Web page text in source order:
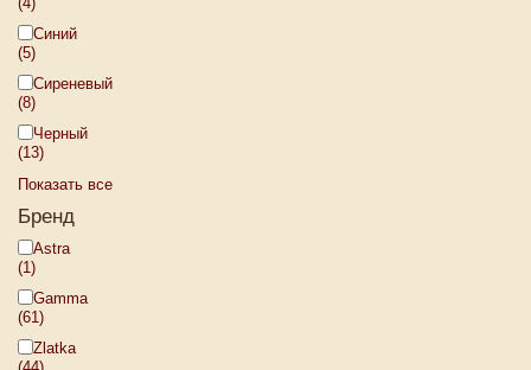
Синий
(5)
Сиреневый
(8)
Черный
(13)
Показать все
Бренд
Astra
(1)
Gamma
(61)
Zlatka